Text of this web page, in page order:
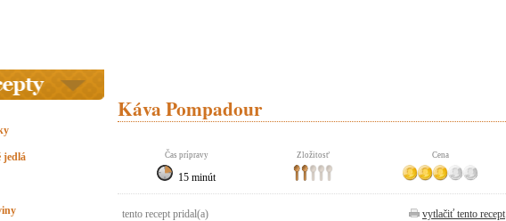
jedlá
Káva Pompadour
Čas prípravy Zložitosť Cena
15 minút
tento recept pridal(a) vytlačiť tento recept